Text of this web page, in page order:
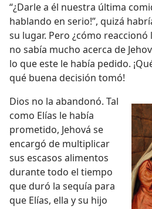
“¿Darle a él nuestra última
hablando en serio!”, quizá
su lugar. Pero ¿cómo reaccionó
no sabía mucho acerca de
lo que este le había pedido.
qué buena decisión tomó!
Dios no la abandonó. Tal
como Elías le había
prometido, Jehová se
encargó de multiplicar
sus escasos alimentos
durante todo el tiempo
que duró la sequía para
que Elías, ella y su hijo